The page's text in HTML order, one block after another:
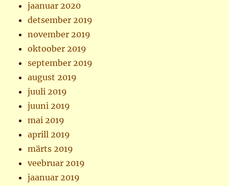
jaanuar 2020
detsember 2019
november 2019
oktoober 2019
september 2019
august 2019
juuli 2019
juuni 2019
mai 2019
aprill 2019
märts 2019
veebruar 2019
jaanuar 2019